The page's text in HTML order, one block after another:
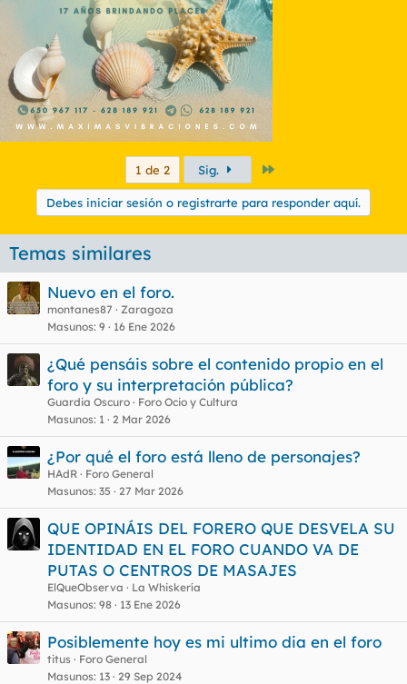
1 de 2 Sig.
Debes iniciar sesión o registrarte para responder aquí.
Temas similares
Nuevo en el foro.
montanes87
Zaragoza
Masunos 9 16 Ene 2026
¿Qué pensáis sobre el contenido propio en el
foro y su interpretación pública?
Guardia Oscuro
Foro Ocio y Cultura
Masunos 1 2 Mar 2026
¿Por qué el foro está lleno de personajes?
HAdR
Foro General
Masunos 35 27 Mar 2026
QUE OPINÁIS DEL FORERO QUE DESVELA SU
IDENTIDAD EN EL FORO CUANDO VA DE
PUTAS O CENTROS DE MASAJES
ElQueObserva
La Whiskería
Masunos 98 13 Ene 2026
Posiblemente hoy es mi ultimo dia en el foro
titus
Foro General
Masunos 13 29 Sep 2024